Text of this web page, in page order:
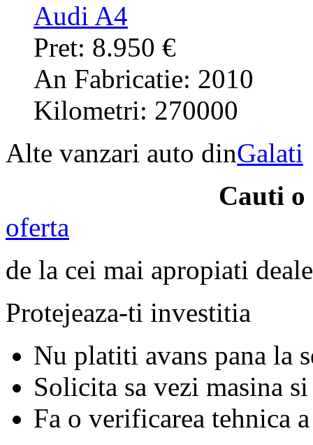
Audi A4
Pret: 8.950 €
An Fabricatie: 2010
Kilometri: 270000
Alte vanzari auto dinGalati
Cauti o
oferta
de la cei mai apropiati
Protejeaza-ti investitia
Nu platiti avans pana la
Solicita sa vezi masina si
Fa o verificarea tehnica